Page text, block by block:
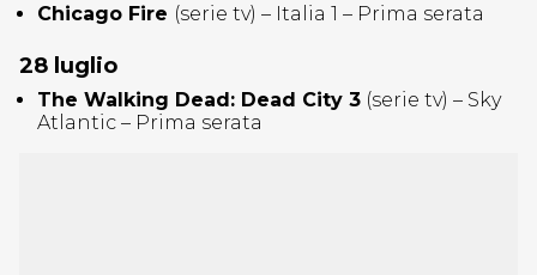
Chicago Fire (serie tv) – Italia 1 – Prima serata
28 luglio
The Walking Dead: Dead City 3 (serie tv) – Sky
Atlantic – Prima serata